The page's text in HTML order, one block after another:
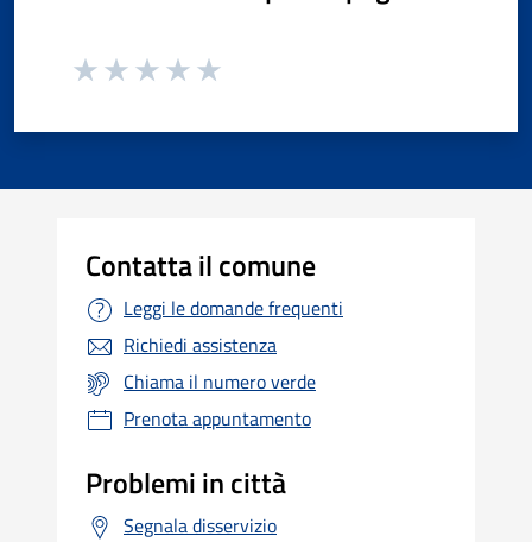
Contatta il comune
Leggi le domande frequenti
Richiedi assistenza
Chiama il numero verde
Prenota appuntamento
Problemi in città
Segnala disservizio